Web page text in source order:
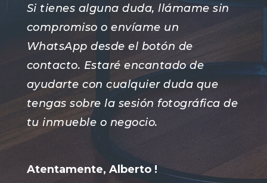
Si tienes alguna duda, llámame sin
compromiso o envíame un
WhatsApp desde el botón de
contacto. Estaré encantado de
ayudarte con cualquier duda que
tengas sobre la sesión fotográfica de
tu inmueble o negocio.
Atentamente, Alberto !